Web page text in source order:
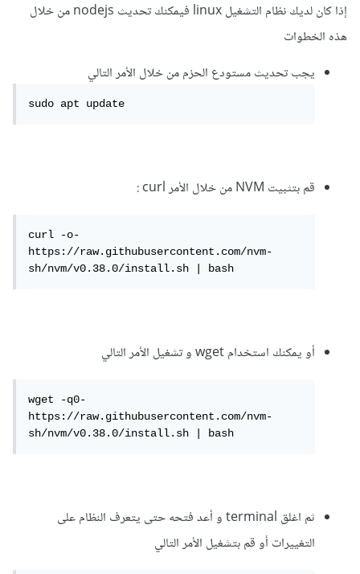
إذا كان لديك نظام التشغيل linux فيمكنك تحديث nodejs من خلال
هذه الخطوات
يجب تحديث مستودع الحزم من خلال الأمر التالي
sudo apt update
قم بتثبيت NVM من خلال الأمر curl :
curl -o-
https://raw.githubusercontent.com/nvm-
sh/nvm/v0.38.0/install.sh | bash
أو يمكنك استخدام wget و تشغيل الأمر التالي
wget -q0-
https://raw.githubusercontent.com/nvm-
sh/nvm/v0.38.0/install.sh | bash
ثم اغلق terminal و أعد فتحه حتى يتعرف النظام على
التغييرات أو قم بتشغيل الأمر التالي